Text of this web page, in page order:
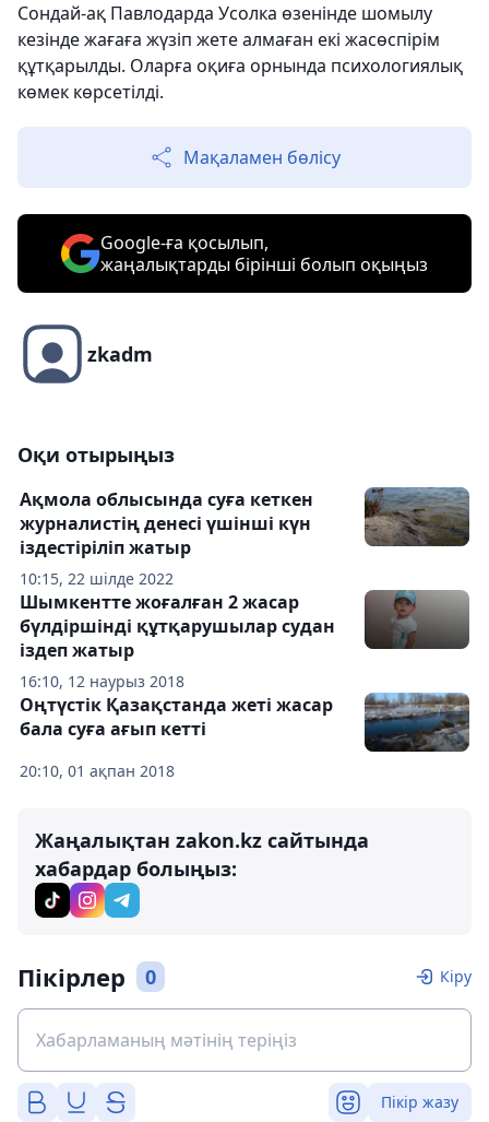
Сондай-ақ Павлодарда Усолка өзенінде шомылу
кезінде жағаға жүзіп жете алмаған екі жасөспірім
құтқарылды. Оларға оқиға орнында психологиялық
көмек көрсетілді.
Мақаламен бөлісу
Google-ға қосылып,
жаңалықтарды бірінші болып оқыңыз
zkadm
Оқи отырыңыз
10:15, 22 шілде 2022
Ақмола облысында суға кеткен
журналистің денесі үшінші күн
іздестіріліп жатыр
16:10, 12 наурыз 2018
Шымкентте жоғалған 2 жасар
бүлдіршінді құтқарушылар судан
іздеп жатыр
20:10, 01 ақпан 2018
Оңтүстік Қазақстанда жеті жасар
бала суға ағып кетті
Жаңалықтан zakon.kz сайтында
хабардар болыңыз:
Пікірлер 0 Кіру
Пікір жазу